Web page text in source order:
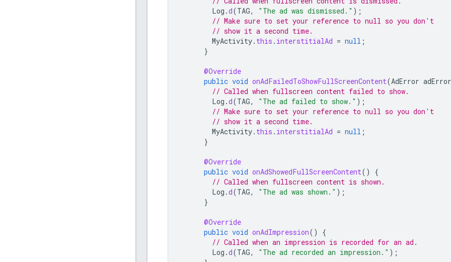
Log .d(TAG, "The ad was dismissed." );
// Make sure to set your reference to null so you don't
// show it a second time.
MyActivity. this . interstitialAd = null ;
}
@Override
public void onAdFailedToShowFullScreenContent(AdError adError
// Called when fullscreen content failed to show.
Log .d(TAG, "The ad failed to show." );
// Make sure to set your reference to null so you don't
// show it a second time.
MyActivity. this . interstitialAd = null ;
}
@Override
public void onAdShowedFullScreenContent()
{
// Called when fullscreen content is shown.
Log .d(TAG, "The ad was shown." );
}
@Override
public void onAdImpression()
{
// Called when an impression is recorded for an ad.
Log .d(TAG, "The ad recorded an impression." );